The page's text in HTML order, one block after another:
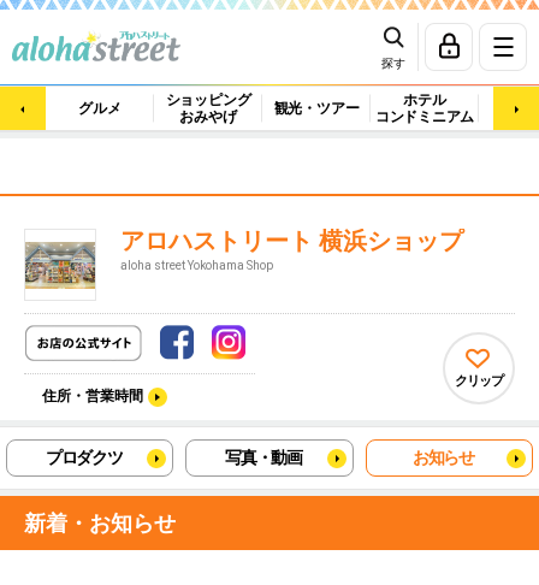
探す
グルメ
ショッピング
おみやげ
観光・ツアー
ホテル
コンドミニアム
マッ
アロハストリート 横浜ショップ
aloha street Yokohama Shop
住所・営業時間
クリップ
プロダクツ 写真・動画 お知らせ
新着・お知らせ